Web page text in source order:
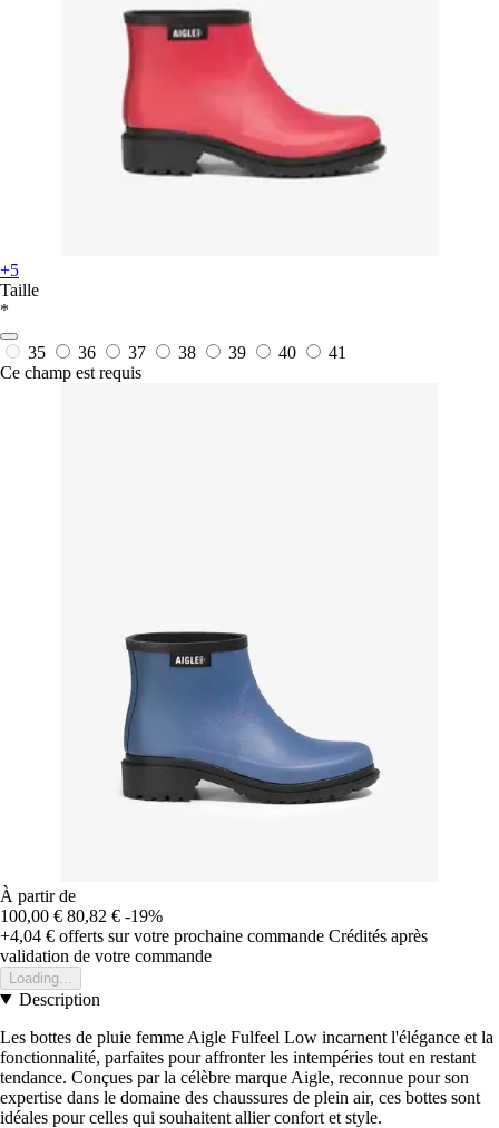
+5
Taille
*
35 36 37 38 39 40
41
Ce champ est requis
À partir de
100,00 € 80,82 € -19%
+4,04 € offerts sur votre prochaine commande Crédités après
validation de votre commande
Loading...
Description
Les bottes de pluie femme Aigle Fulfeel Low incarnent l'élégance et la
fonctionnalité, parfaites pour affronter les intempéries tout en restant
tendance. Conçues par la célèbre marque Aigle, reconnue pour son
expertise dans le domaine des chaussures de plein air, ces bottes sont
idéales pour celles qui souhaitent allier confort et style.